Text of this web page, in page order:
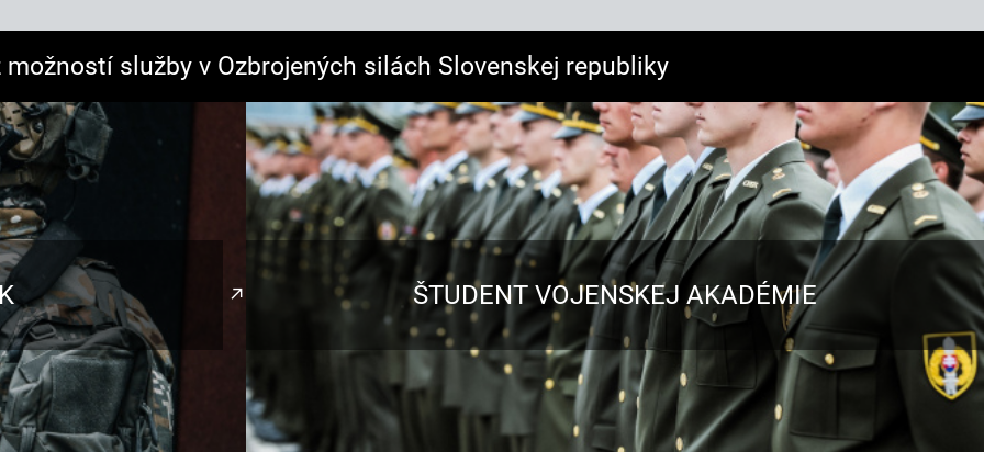
možností služby v Ozbrojených silách Slovenskej republiky
ŠTUDENT VOJENSKEJ AKADÉMIE